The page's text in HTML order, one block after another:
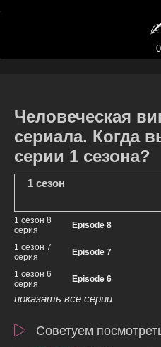
0
Человеческая
сериала. Когда
серии 1 сезона?
1 сезон
1 сезон 8
серия
Episode 8
1 сезон 7
серия
Episode 7
1 сезон 6
серия
Episode 6
показать все серии
Советуем